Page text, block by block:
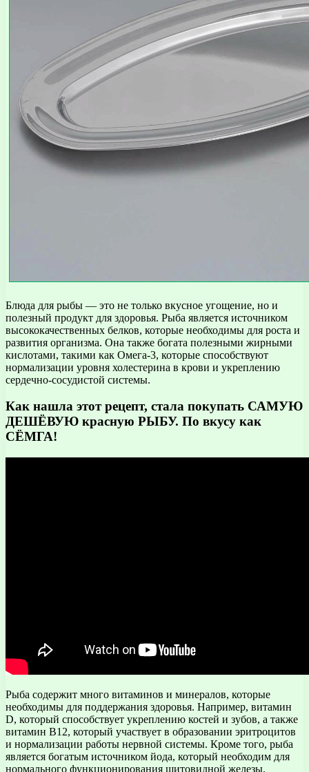
Блюда для рыбы — это не только вкусное угощение, но и
полезный продукт для здоровья. Рыба является источником
высококачественных белков, которые необходимы для роста и
развития организма. Она также богата полезными жирными
кислотами, такими как Омега-3, которые способствуют
нормализации уровня холестерина в крови и укреплению
сердечно-сосудистой системы.
Как нашла этот рецепт, стала покупать САМУЮ
ДЕШЁВУЮ красную РЫБУ. По вкусу как
СЁМГА!
Рыба содержит много витаминов и минералов, которые
необходимы для поддержания здоровья. Например, витамин
D, который способствует укреплению костей и зубов, а также
витамин В12, который участвует в образовании эритроцитов
и нормализации работы нервной системы. Кроме того, рыба
является богатым источником йода, который необходим для
нормального функционирования щитовидной железы.